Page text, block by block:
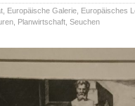
Europäische Galerie
Europäisches
Planwirtschaft Seuchen